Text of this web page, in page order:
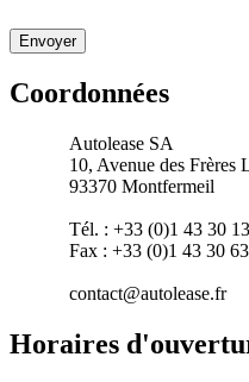
Coordonnées
Autolease SA
10, Avenue des Frères
93370 Montfermeil
Tél. : +33 (0)1 43 30
Fax : +33 (0)1 43 30
contact@autolease.fr
Horaires